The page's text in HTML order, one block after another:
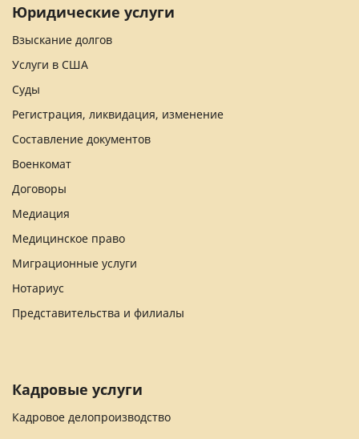
Юридические услуги
Взыскание долгов
Услуги в США
Суды
Регистрация, ликвидация, изменение
Составление документов
Военкомат
Договоры
Медиация
Медицинское право
Миграционные услуги
Нотариус
Представительства и филиалы
Кадровые услуги
Кадровое делопроизводство